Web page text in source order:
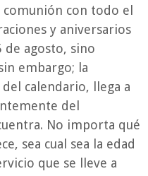
con todo el
y aniversarios
de agosto, sino
embargo; la
calendario, llega a
del
No importa qué
sea cual sea la edad
que se lleve a